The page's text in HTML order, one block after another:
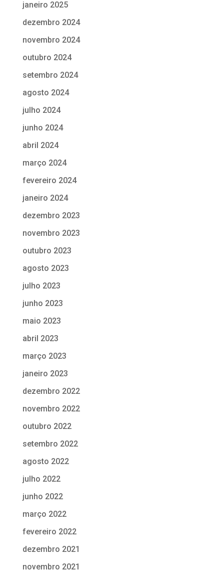
janeiro 2025
dezembro 2024
novembro 2024
outubro 2024
setembro 2024
agosto 2024
julho 2024
junho 2024
abril 2024
março 2024
fevereiro 2024
janeiro 2024
dezembro 2023
novembro 2023
outubro 2023
agosto 2023
julho 2023
junho 2023
maio 2023
abril 2023
março 2023
janeiro 2023
dezembro 2022
novembro 2022
outubro 2022
setembro 2022
agosto 2022
julho 2022
junho 2022
março 2022
fevereiro 2022
dezembro 2021
novembro 2021